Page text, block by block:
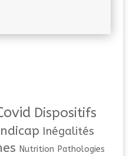
Dispositifs
Inégalités
Nutrition Pathologies